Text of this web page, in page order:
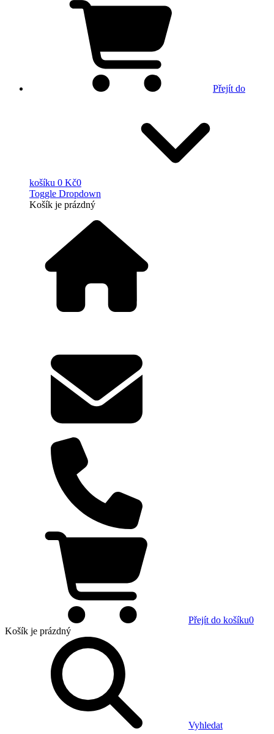
Přejít do
košíku 0 Kč0
Toggle Dropdown
Košík je prázdný
Přejít do košíku0
Košík je prázdný
Vyhledat